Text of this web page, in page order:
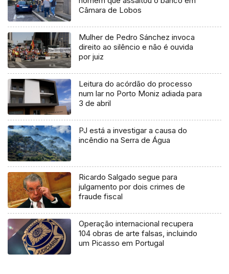
Câmara de Lobos
Mulher de Pedro Sánchez invoca
direito ao silêncio e não é ouvida
por juiz
Leitura do acórdão do processo
num lar no Porto Moniz adiada para
3 de abril
PJ está a investigar a causa do
incêndio na Serra de Água
Ricardo Salgado segue para
julgamento por dois crimes de
fraude fiscal
Operação internacional recupera
104 obras de arte falsas, incluindo
um Picasso em Portugal